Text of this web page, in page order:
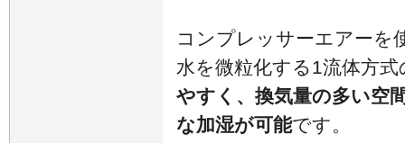
コンプレッサーエアーを
水を微粒化する1流体方
やすく、換気量の多い空
な加湿が可能です。